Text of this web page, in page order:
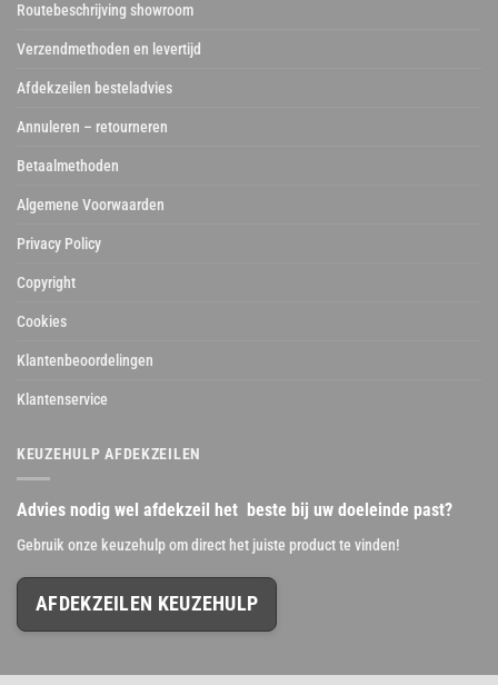
Routebeschrijving showroom
Verzendmethoden en levertijd
Afdekzeilen besteladvies
Annuleren – retourneren
Betaalmethoden
Algemene Voorwaarden
Privacy Policy
Copyright
Cookies
Klantenbeoordelingen
Klantenservice
KEUZEHULP AFDEKZEILEN
Advies nodig wel afdekzeil het beste bij uw doeleinde past?
Gebruik onze keuzehulp om direct het juiste product te vinden!
AFDEKZEILEN KEUZEHULP